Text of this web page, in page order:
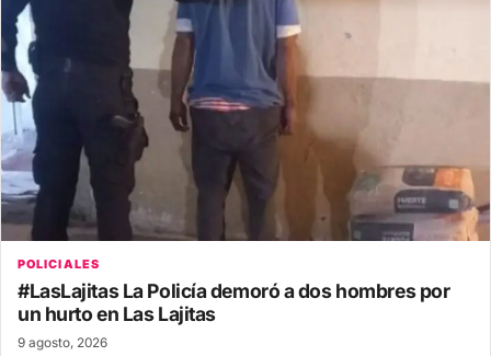
POLICIALES
#LasLajitas La Policía demoró a dos hombres por
un hurto en Las Lajitas
9 agosto, 2026